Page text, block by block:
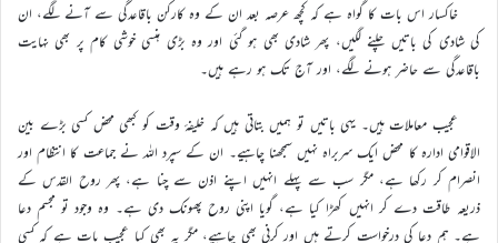
خاکسار اس بات کا گواہ ہے کہ کچھ عرصہ بعد ان کے وہ کارکن باقاعدگی سے آنے لگے، ان
کی شادی کی باتیں چلنے لگیں، پھر شادی بھی ہو گئی اور وہ بڑی ہنسی خوشی کام پر بھی نہایت
باقاعدگی سے حاضر ہونے لگے، اور آج تک ہو رہے ہیں۔
عجیب معاملات ہیں۔ یہی باتیں تو ہمیں بتاتی ہیں کہ خلیفۂ وقت کو کبھی محض کسی بڑے بین
الاقوامی ادارہ کا محض ایک سربراہ نہیں سمجھنا چاہیے۔ ان کے سپرد اللہ نے جماعت کا انتظام اور
انصرام کر رکھا ہے، مگر سب سے پہلے انہیں اپنے اذن سے چنا ہے، پھر روح القدس کے
ذریعہ طاقت دے کر انہیں کھڑا کیا ہے، گویا اپنی روح پھونک دی ہے۔ وہ وجود تو مجسم دعا
ہے۔ ہم دعا کی درخواست کرتے ہیں اور کرنی بھی چاہیے، مگر یہ بھی کیا عجیب بات ہے کہ کسی